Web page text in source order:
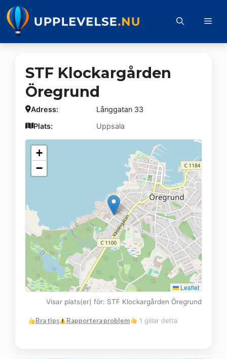
Hoppa
till
innehåll
STF Klockargården
Öregrund
Adress:
Långgatan 33
Plats:
Uppsala
+
−
Leaflet
Visar plats(er) för: STF Klockargården Öregrund
Bra tips Rapportera problem 1 gillar detta